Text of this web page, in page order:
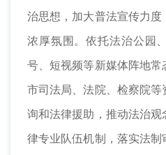
治思想，加大普法宣传力
浓厚氛围。依托法治公园
号、短视频等新媒体阵地
市司法局、法院、检察院
询和法律援助，推动法治
律专业队伍机制，落实法